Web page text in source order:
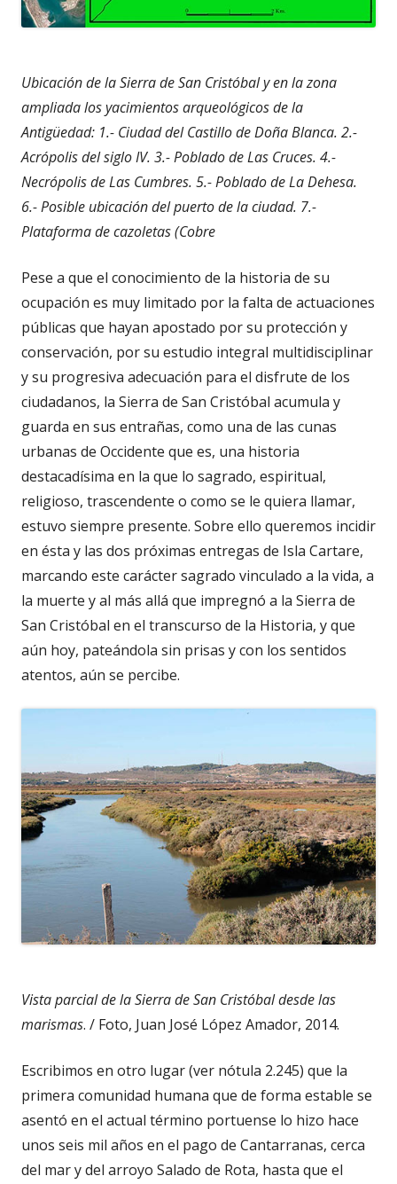
Ubicación de la Sierra de San Cristóbal y en la zona
ampliada los yacimientos arqueológicos de la
Antigüedad: 1.- Ciudad del Castillo de Doña Blanca. 2.-
Acrópolis del siglo IV. 3.- Poblado de Las Cruces. 4.-
Necrópolis de Las Cumbres. 5.- Poblado de La Dehesa.
6.- Posible ubicación del puerto de la ciudad. 7.-
Plataforma de cazoletas (Cobre
Pese a que el conocimiento de la historia de su
ocupación es muy limitado por la falta de actuaciones
públicas que hayan apostado por su protección y
conservación, por su estudio integral multidisciplinar
y su progresiva adecuación para el disfrute de los
ciudadanos, la Sierra de San Cristóbal acumula y
guarda en sus entrañas, como una de las cunas
urbanas de Occidente que es, una historia
destacadísima en la que lo sagrado, espiritual,
religioso, trascendente o como se le quiera llamar,
estuvo siempre presente. Sobre ello queremos incidir
en ésta y las dos próximas entregas de Isla Cartare,
marcando este carácter sagrado vinculado a la vida, a
la muerte y al más allá que impregnó a la Sierra de
San Cristóbal en el transcurso de la Historia, y que
aún hoy, pateándola sin prisas y con los sentidos
atentos, aún se percibe.
Vista parcial de la Sierra de San Cristóbal desde las
marismas. / Foto, Juan José López Amador, 2014.
Escribimos en otro lugar (ver nótula 2.245) que la
primera comunidad humana que de forma estable se
asentó en el actual término portuense lo hizo hace
unos seis mil años en el pago de Cantarranas, cerca
del mar y del arroyo Salado de Rota, hasta que el